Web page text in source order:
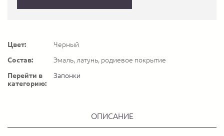
Цвет:
Черный
Состав:
Эмаль, латунь, родиевое покрытие
Перейти в
категорию:
Запонки
ОПИСАНИЕ